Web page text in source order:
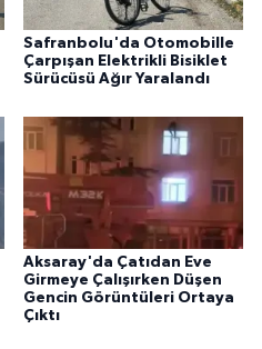
Safranbolu'da Otomobille
Çarpışan Elektrikli Bisiklet
Sürücüsü Ağır Yaralandı
Aksaray'da Çatıdan Eve
Girmeye Çalışırken Düşen
Gencin Görüntüleri Ortaya
Çıktı